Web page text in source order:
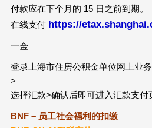
付款应在下个月的 15 日之前到期。
在线支付 https://
一金
登录上海市住房公积金单位网上业
>
选择汇款>确认后即可进入汇款支
BNF – 员工社会福利的扣缴